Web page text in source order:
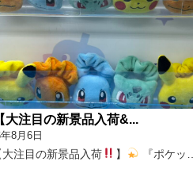
大注目の新景品入荷&...
8月6日
大注目の新景品入荷 】 『ポケッ…